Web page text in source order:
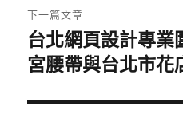
章:
下一篇文章
下
一
文
台北網頁設計專業
宮腰帶與台北市花